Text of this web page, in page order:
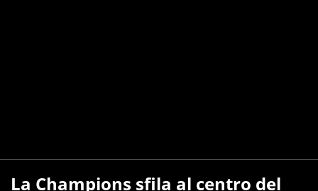
La Champions sfila al centro del